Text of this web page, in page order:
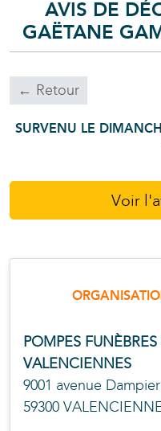
AVIS DE
GAËTANE
← Retour
SURVENU LE
Voir
POMPES
VALENCIENNES
9001 avenue
59300